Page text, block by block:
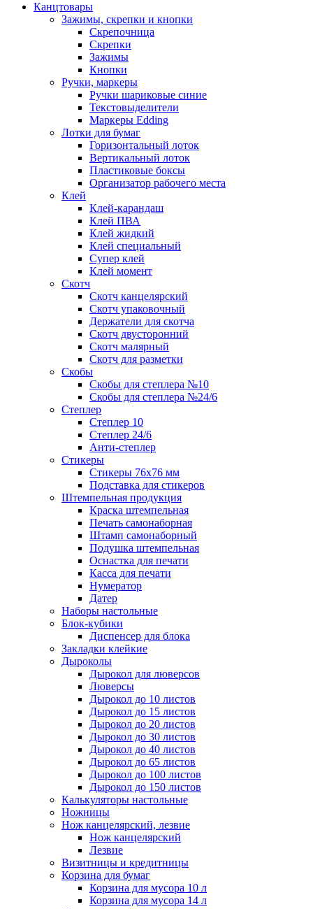
Канцтовары
Зажимы, скрепки и кнопки
Скрепочница
Скрепки
Зажимы
Кнопки
Ручки, маркеры
Ручки шариковые синие
Текстовыделители
Маркеры Edding
Лотки для бумаг
Горизонтальный лоток
Вертикальный лоток
Пластиковые боксы
Организатор рабочего места
Клей
Клей-карандаш
Клей ПВА
Клей жидкий
Клей специальный
Супер клей
Клей момент
Скотч
Скотч канцелярский
Скотч упаковочный
Держатели для скотча
Скотч двусторонний
Скотч малярный
Скотч для разметки
Скобы
Скобы для степлера №10
Скобы для степлера №24/6
Степлер
Степлер 10
Степлер 24/6
Анти-степлер
Стикеры
Стикеры 76x76 мм
Подставка для стикеров
Штемпельная продукция
Краска штемпельная
Печать самонаборная
Штамп самонаборный
Подушка штемпельная
Оснастка для печати
Касса для печати
Нумератор
Датер
Наборы настольные
Блок-кубики
Диспенсер для блока
Закладки клейкие
Дыроколы
Дырокол для люверсов
Люверсы
Дырокол до 10 листов
Дырокол до 15 листов
Дырокол до 20 листов
Дырокол до 30 листов
Дырокол до 40 листов
Дырокол до 65 листов
Дырокол до 100 листов
Дырокол до 150 листов
Калькуляторы настольные
Ножницы
Нож канцелярский, лезвие
Нож канцелярский
Лезвие
Визитницы и кредитницы
Корзина для бумаг
Корзина для мусора 10 л
Корзина для мусора 14 л